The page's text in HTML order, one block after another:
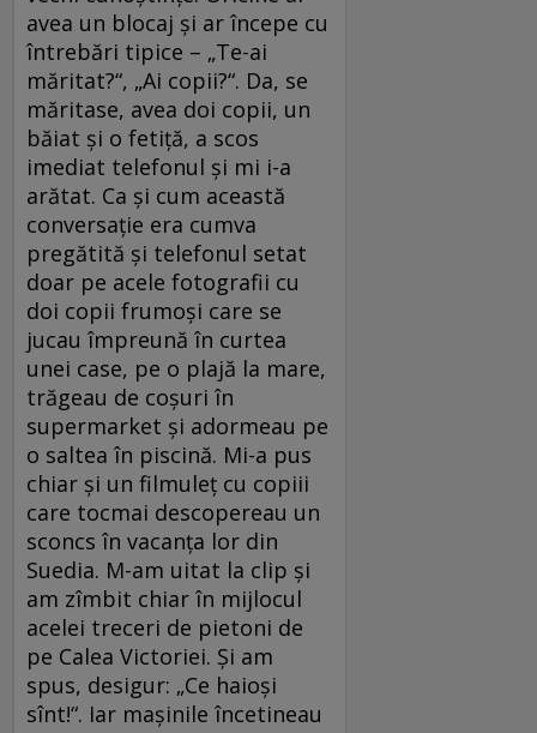
avea un blocaj şi ar începe cu
întrebări tipice – „Te-ai
măritat?“, „Ai copii?“. Da, se
măritase, avea doi copii, un
băiat şi o fetiţă, a scos
imediat telefonul şi mi i-a
arătat. Ca şi cum această
conversaţie era cumva
pregătită şi telefonul setat
doar pe acele fotografii cu
doi copii frumoşi care se
jucau împreună în curtea
unei case, pe o plajă la mare,
trăgeau de coşuri în
supermarket şi adormeau pe
o saltea în piscină. Mi-a pus
chiar şi un filmuleţ cu copiii
care tocmai descopereau un
sconcs în vacanţa lor din
Suedia. M-am uitat la clip şi
am zîmbit chiar în mijlocul
acelei treceri de pietoni de
pe Calea Victoriei. Şi am
spus, desigur: „Ce haioşi
sînt!“. Iar maşinile încetineau